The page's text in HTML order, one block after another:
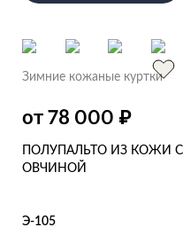
Зимние кожаные куртки
от 78 000 ₽
ПОЛУПАЛЬТО ИЗ КОЖИ С
ОВЧИНОЙ
Э-105